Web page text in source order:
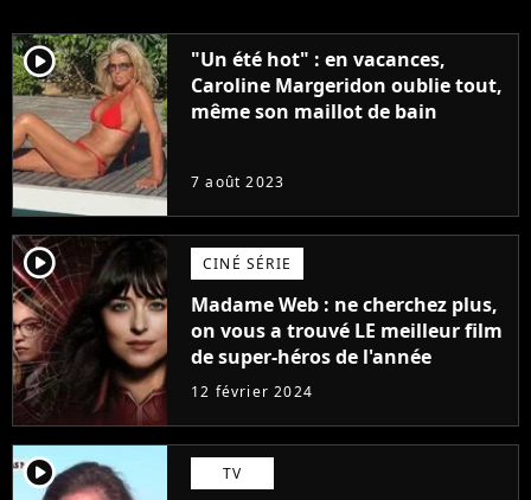
player2
"Un été hot" : en vacances,
Caroline Margeridon oublie tout,
même son maillot de bain
7 août 2023
player2 CINÉ SÉRIE
Madame Web : ne cherchez plus,
on vous a trouvé LE meilleur film
de super-héros de l'année
12 février 2024
player2 TV